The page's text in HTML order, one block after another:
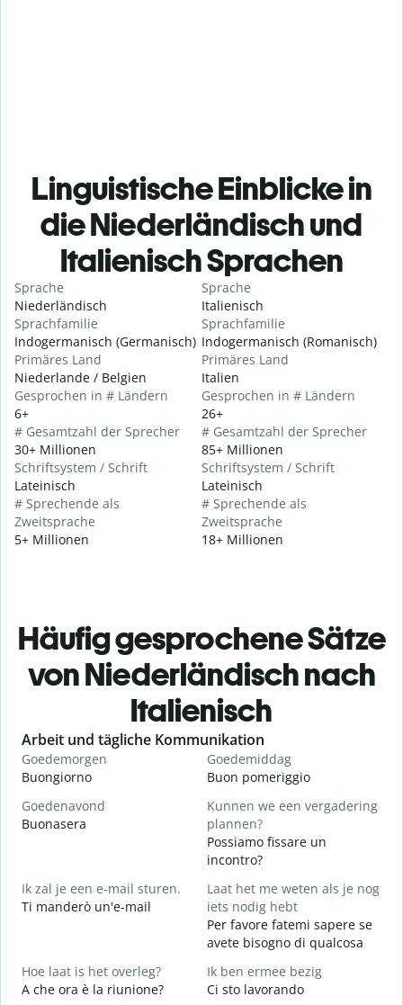
Linguistische Einblicke in
die Niederländisch und
Italienisch Sprachen
Sprache
Niederländisch
Sprachfamilie
Indogermanisch (Germanisch)
Primäres Land
Niederlande / Belgien
Gesprochen in # Ländern
6+
# Gesamtzahl der Sprecher
30+ Millionen
Schriftsystem / Schrift
Lateinisch
# Sprechende als
Zweitsprache
5+ Millionen
Sprache
Italienisch
Sprachfamilie
Indogermanisch (Romanisch)
Primäres Land
Italien
Gesprochen in # Ländern
26+
# Gesamtzahl der Sprecher
85+ Millionen
Schriftsystem / Schrift
Lateinisch
# Sprechende als
Zweitsprache
18+ Millionen
Häufig gesprochene Sätze
von Niederländisch nach
Italienisch
Slide 1 of 6
Arbeit und tägliche Kommunikation
Goedemorgen
Buongiorno
Goedemiddag
Buon pomeriggio
Goedenavond
Buonasera
Kunnen we een vergadering
plannen?
Possiamo fissare un
incontro?
Ik zal je een e-mail sturen.
Ti manderò un'e-mail
Laat het me weten als je nog
iets nodig hebt
Per favore fatemi sapere se
avete bisogno di qualcosa
Hoe laat is het overleg?
A che ora è la riunione?
Ik ben ermee bezig
Ci sto lavorando